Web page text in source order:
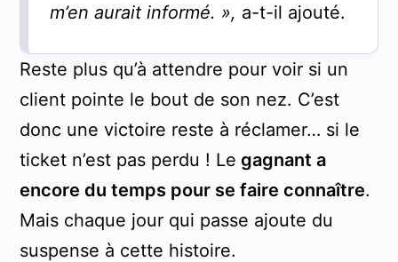
m’en aurait informé. », a-t-il ajouté.
Reste plus qu’à attendre pour voir si un
client pointe le bout de son nez. C’est
donc une victoire reste à réclamer… si le
ticket n’est pas perdu ! Le gagnant a
encore du temps pour se faire connaître.
Mais chaque jour qui passe ajoute du
suspense à cette histoire.